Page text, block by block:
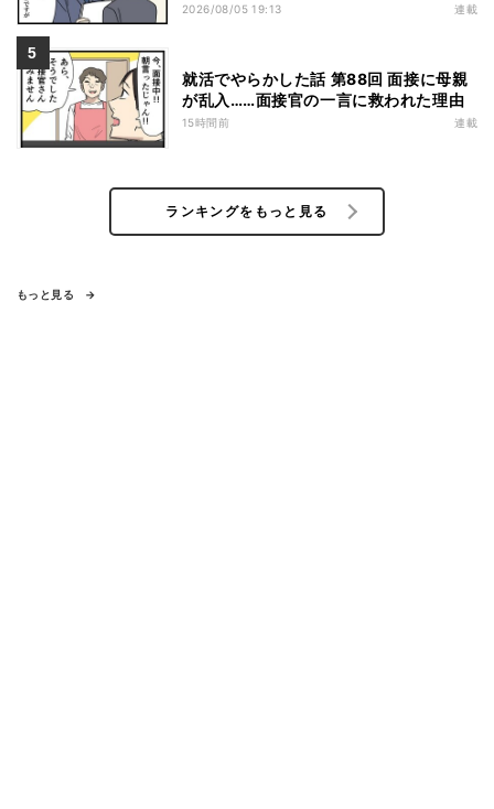
2026/08/05 19:13 連載
就活でやらかした話 第88回 面接に母親
が乱入……面接官の一言に救われた理由
15時間前 連載
ランキングをもっと見る
もっと見る